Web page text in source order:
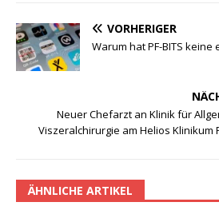
VORHERIGER
Warum hat PF-BITS keine
Neuer Chefarzt an Klinik für
Viszeralchirurgie am Helios Klinikum
ÄHNLICHE ARTIKEL